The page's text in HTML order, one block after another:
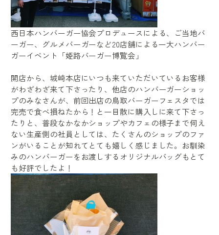
西日本ハンバーガー協会プロデュースによる、ご当地バ
ーガー、グルメバーガーなど20店舗による一大ハンバー
ガーイベント「姫路バーガー博覧会」
開店から、城崎本店にいつも来ていただいているお客様
がわざわざ来て下さったり、他店のハンバーガーショッ
プのみなさんが、前回出店の鳥取バーガーフェスタでは
完売で食べ損ねたから！と一目散に購入しに来て下さっ
たりと、普段なかなかショップやカフェの様子まで伺え
ない生産側の社員としては、たくさんのショップのファ
ンがいることが知れてとても嬉しく感じました。お馴染
みのハンバーガーをお渡しするオリジナルバッグもとて
も好評でしたよ！